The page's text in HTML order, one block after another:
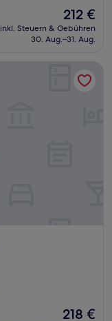
Der
Preis
beträgt
212 €
inkl. Steuern & Gebühren
30. Aug.–31. Aug.
Der
218 €